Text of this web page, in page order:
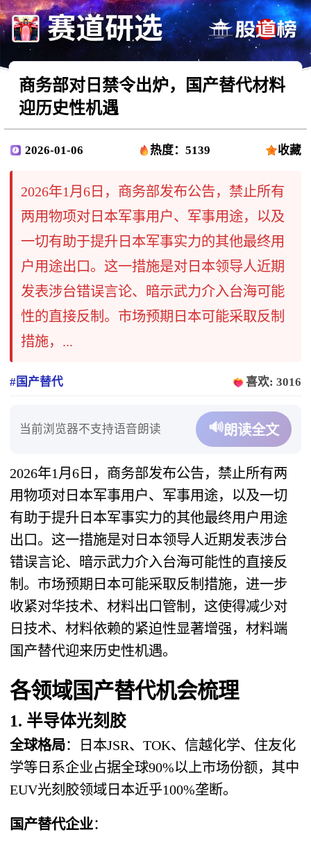
商务部对日禁令出炉，国产替代材料
迎历史性机遇
2026-01-06 热度：5139 收藏
2026年1月6日，商务部发布公告，禁止所有
两用物项对日本军事用户、军事用途，以及
一切有助于提升日本军事实力的其他最终用
户用途出口。这一措施是对日本领导人近期
发表涉台错误言论、暗示武力介入台海可能
性的直接反制。市场预期日本可能采取反制
措施，...
#国产替代 喜欢: 3016
当前浏览器不支持语音朗读 🔊朗读全文
2026年1月6日，商务部发布公告，禁止所有两
用物项对日本军事用户、军事用途，以及一切
有助于提升日本军事实力的其他最终用户用途
出口。这一措施是对日本领导人近期发表涉台
错误言论、暗示武力介入台海可能性的直接反
制。市场预期日本可能采取反制措施，进一步
收紧对华技术、材料出口管制，这使得减少对
日技术、材料依赖的紧迫性显著增强，材料端
国产替代迎来历史性机遇。
各领域国产替代机会梳理
1. 半导体光刻胶
全球格局：日本JSR、TOK、信越化学、住友化
学等日系企业占据全球90%以上市场份额，其中
EUV光刻胶领域日本近乎100%垄断。
国产替代企业：